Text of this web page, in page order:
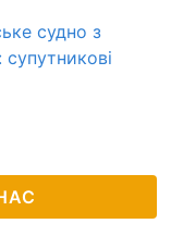
судно з